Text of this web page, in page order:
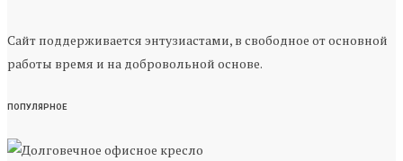
Сайт поддерживается энтузиастами, в свободное от основной
работы время и на добровольной основе.
ПОПУЛЯРНОЕ